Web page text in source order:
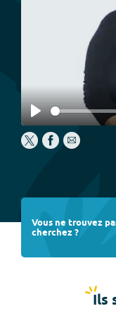
Play
Vous ne trouvez
cherchez ?
Ils